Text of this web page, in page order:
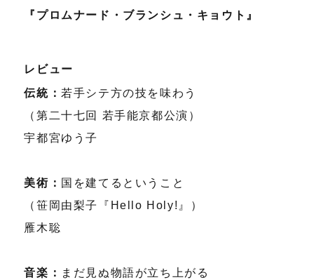
『プロムナード・ブランシュ・キョウト』
レビュー
伝統： 若手シテ方の技を味わう
（第二十七回 若手能京都公演）
宇都宮ゆう子
美術： 国を建てるということ
（笹岡由梨子『Hello Holy!』）
雁木聡
音楽： まだ見ぬ物語が立ち上がる